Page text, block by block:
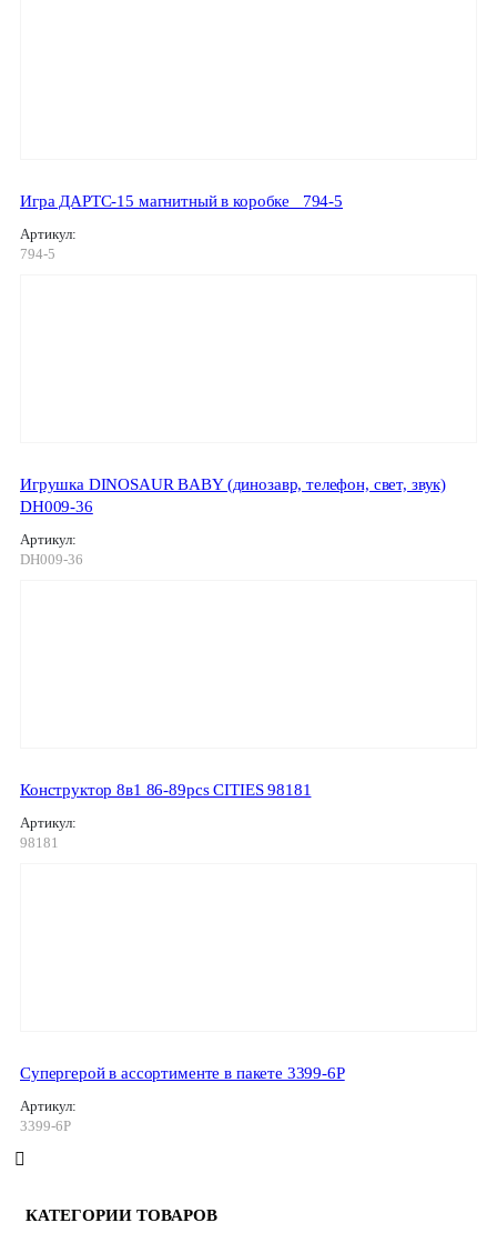
Игра ДАРТС-15 магнитный в коробке _794-5
Артикул:
794-5
Игрушка DINOSAUR BABY (динозавр, телефон, свет, звук)
DH009-36
Артикул:
DH009-36
Конструктор 8в1 86-89pcs CITIES 98181
Артикул:
98181
Супергерой в ассортименте в пакете 3399-6Р
Артикул:
3399-6Р
КАТЕГОРИИ ТОВАРОВ